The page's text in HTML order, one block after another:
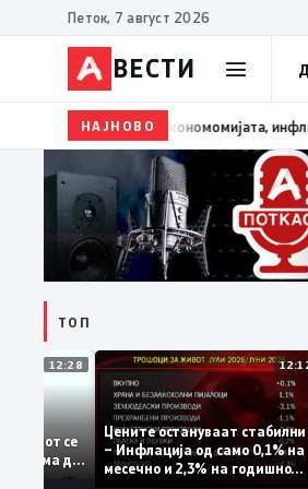
Петок, 7 август 2026
ВЕСТИ
НАЈНОВО
13:03 Димитриеска-
ТОП
12:28
–
се
која нема да
Цените остануваат
– Инфлација од само
месечно и 2,3% на